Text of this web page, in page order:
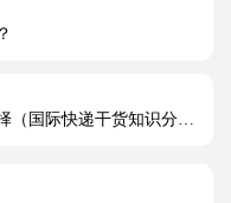
国际空运直达与中转航班，该如何选择（国际快递干货知识分享）